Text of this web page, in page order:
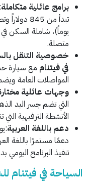
برامج عائلية متكاملة
يوماً)، شاملة السكن
متصلة.
خصوصية التنقل
في فيتنام مع سيارة
المواصلات العامة
وجهات عائلية
التي تضم جسر اليد
الأنشطة الترفيهية
دعم باللغة العربية
دعمًا مستمرًا باللغة
تنفيذ البرنامج اليومي
السياحة في فيتنام